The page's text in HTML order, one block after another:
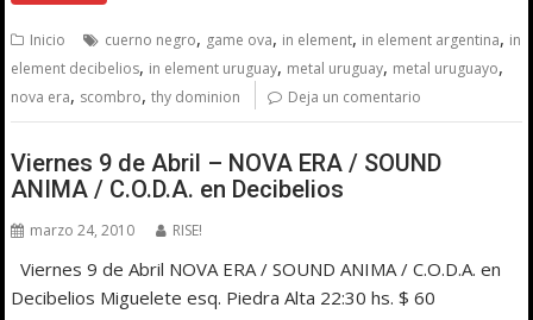
Inicio cuerno negro, game ova, in element, in element argentina, in
element decibelios, in element uruguay, metal uruguay, metal uruguayo,
nova era, scombro,thy dominion Deja un comentario
Viernes 9 de Abril – NOVA ERA / SOUND
ANIMA / C.O.D.A. en Decibelios
marzo 24, 2010 RISE!
Viernes 9 de Abril NOVA ERA / SOUND ANIMA / C.O.D.A. en
Decibelios Miguelete esq. Piedra Alta 22:30 hs. $ 60